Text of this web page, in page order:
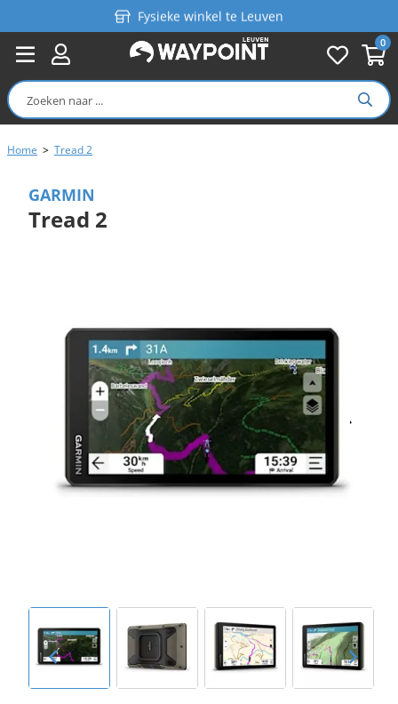
0
Fysieke winkel te Leuven
Persoonlijk advies
Gratis verzending in België vanaf €99
Home > Tread 2
GARMIN
Tread 2